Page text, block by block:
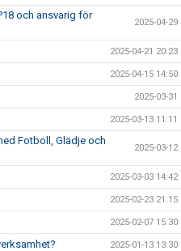
och ansvarig för
2025-04-29
2025-04-21 20:23
2025-04-15 14:50
2025-03-31
2025-03-13 11:11
Fotboll, Glädje och
2025-03-12
2025-03-03 14:42
2025-02-23 21:15
2025-02-07 15:30
2025-01-13 13:30